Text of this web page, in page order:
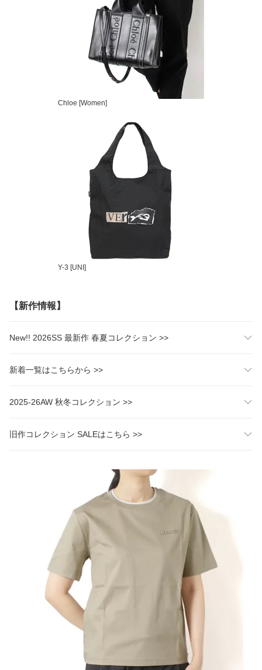
Chloe [Women]
Y-3 [UNI]
【新作情報】
New!! 2026SS 最新作 春夏コレクション >>
新着一覧はこちらから >>
2025-26AW 秋冬コレクション >>
旧作コレクション SALEはこちら >>